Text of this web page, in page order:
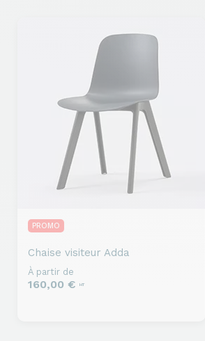
PROMO
Chaise visiteur Adda
À partir de
160,00 € HT